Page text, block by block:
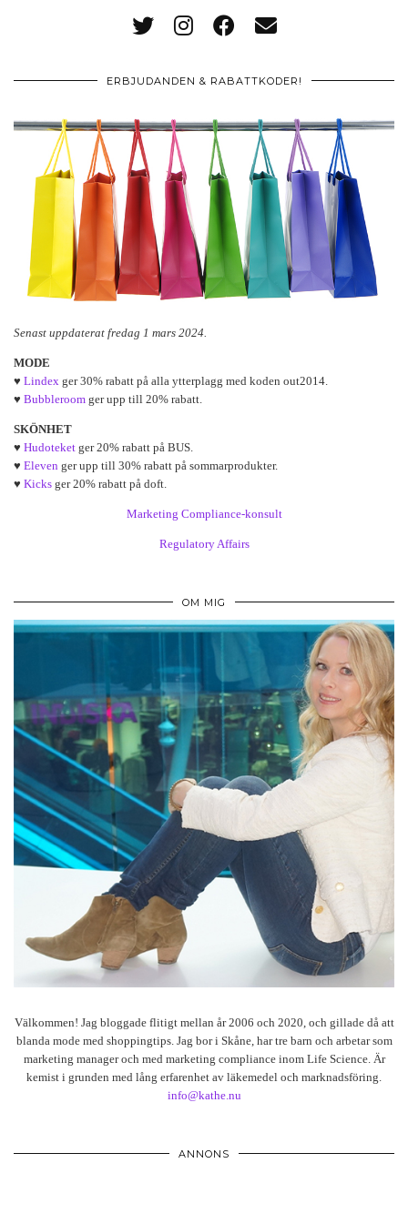
ERBJUDANDEN & RABATTKODER!
Senast uppdaterat fredag 1 mars 2024.
MODE
♥ Lindex ger 30% rabatt på alla ytterplagg med koden out2014.
♥ Bubbleroom ger upp till 20% rabatt.
SKÖNHET
♥ Hudoteket ger 20% rabatt på BUS.
♥ Eleven ger upp till 30% rabatt på sommarprodukter.
♥ Kicks ger 20% rabatt på doft.
Marketing Compliance-konsult
Regulatory Affairs
OM MIG
Välkommen! Jag bloggade flitigt mellan år 2006 och 2020, och gillade då att
blanda mode med shoppingtips. Jag bor i Skåne, har tre barn och arbetar som
marketing manager och med marketing compliance inom Life Science. Är
kemist i grunden med lång erfarenhet av läkemedel och marknadsföring.
info@kathe.nu
ANNONS